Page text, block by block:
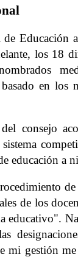
Educación
los 18
en los
consejo
educación a
de los
educativo".
mi gestión